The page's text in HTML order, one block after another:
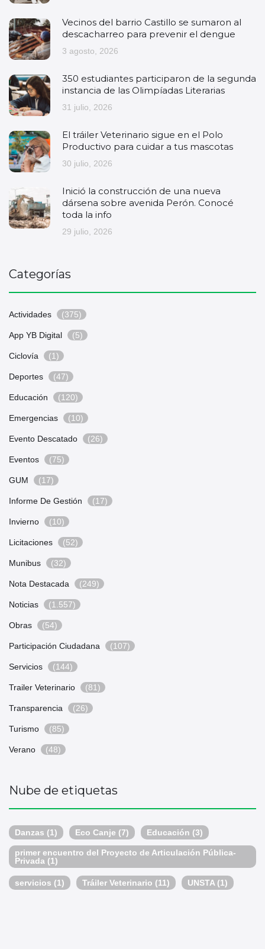
Vecinos del barrio Castillo se sumaron al
descacharreo para prevenir el dengue
3 agosto, 2026
350 estudiantes participaron de la segunda
instancia de las Olimpíadas Literarias
31 julio, 2026
El tráiler Veterinario sigue en el Polo
Productivo para cuidar a tus mascotas
30 julio, 2026
Inició la construcción de una nueva
dársena sobre avenida Perón. Conocé
toda la info
29 julio, 2026
Categorías
Actividades (375)
App YB Digital (5)
Ciclovía (1)
Deportes (47)
Educación (120)
Emergencias (10)
Evento Descatado (26)
Eventos (75)
GUM (17)
Informe De Gestión (17)
Invierno (10)
Licitaciones (52)
Munibus (32)
Nota Destacada (249)
Noticias (1.557)
Obras (54)
Participación Ciudadana (107)
Servicios (144)
Trailer Veterinario (81)
Transparencia (26)
Turismo (85)
Verano (48)
Nube de etiquetas
Danzas (1) Eco Canje (7) Educación (3)
primer encuentro del Proyecto de Articulación Pública-
Privada (1)
servicios (1) Tráiler Veterinario (11) UNSTA(1)